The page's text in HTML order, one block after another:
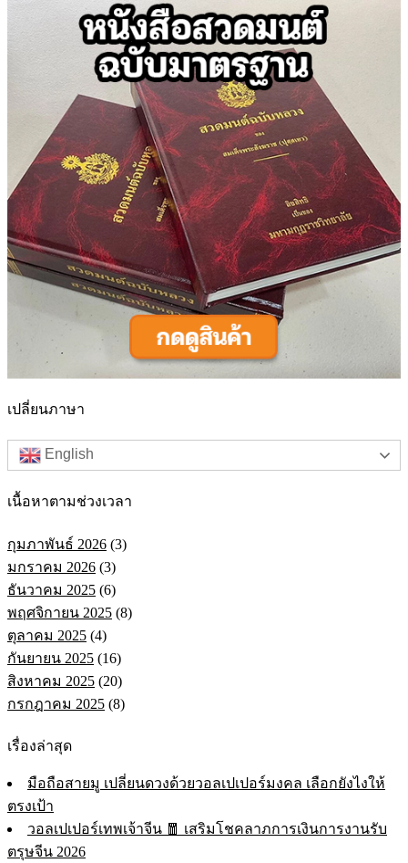
เปลี่ยนภาษา
English
เนื้อหาตามช่วงเวลา
กุมภาพันธ์ 2026 (3)
มกราคม 2026 (3)
ธันวาคม 2025 (6)
พฤศจิกายน 2025 (8)
ตุลาคม 2025 (4)
กันยายน 2025 (16)
สิงหาคม 2025 (20)
กรกฎาคม 2025 (8)
เรื่องล่าสุด
มือถือสายมู เปลี่ยนดวงด้วยวอลเปเปอร์มงคล เลือกยังไงให้
ตรงเป้า
วอลเปเปอร์เทพเจ้าจีน 🧧 เสริมโชคลาภการเงินการงานรับ
ตรุษจีน 2026